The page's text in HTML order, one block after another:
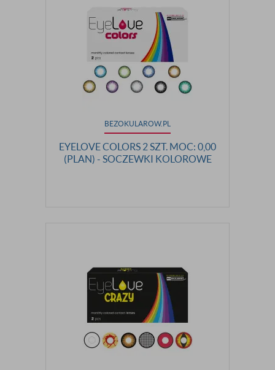
BEZOKULAROW.PL
EYELOVE COLORS 2 SZT. MOC: 0,00
(PLAN) - SOCZEWKI KOLOROWE